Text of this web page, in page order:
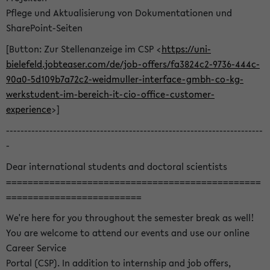
Pflege und Aktualisierung von Dokumentationen und
SharePoint-Seiten
[Button: Zur Stellenanzeige im CSP <https://uni-
bielefeld.jobteaser.com/de/job-offers/fa3824c2-9736-444c-
90a0-5d109b7a72c2-weidmuller-interface-gmbh-co-kg-
werkstudent-im-bereich-it-cio-office-customer-
experience>]
-----------------------------------------------------------------------
-
Dear international students and doctoral scientists
===============================================
=========================
We're here for you throughout the semester break as well!
You are welcome to attend our events and use our online
Career Service
Portal (CSP). In addition to internship and job offers,